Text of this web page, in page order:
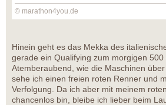
© marathon4you.de
Hinein geht es das Mekka des
gerade ein Qualifying zum morgigen 500
Atemberaubend, wie die Maschinen
sehe ich einen freien roten Renner und
Verfolgung. Da ich aber mit meinem
chancenlos bin, bleibe ich lieber beim